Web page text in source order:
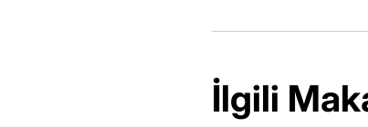
İlgili